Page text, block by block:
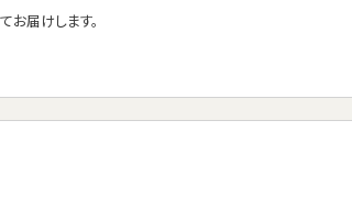
お届けします。